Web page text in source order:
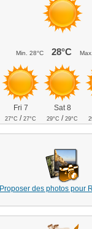
Min. 28°C 28°C Max.
Fri 7
27°C /27°C
Sat 8
29°C /29°C
Proposer des photos pour